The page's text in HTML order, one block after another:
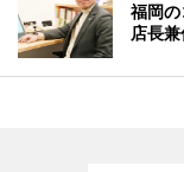
福岡
店長